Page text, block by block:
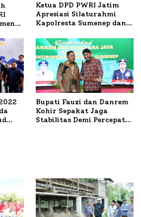
Ketua DPD PWRI Jatim
Apresiasi Silaturahmi
Kapolresta Sumenep dan
Ideal Polri-Pers
Bupati Fauzi dan Danrem
Kohir Sepakat Jaga
Stabilitas Demi Percepat